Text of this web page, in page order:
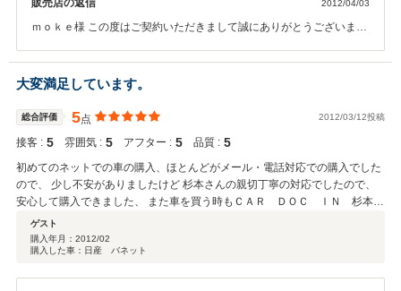
販売店の返信 2012/04/03
ｍｏｋｅ様 この度はご契約いただきまして誠にありがとうございまし
ぜひお気軽にご連絡ください。 今後とも、どうぞ宜しくお願い致しま
す。
大変満足しています。
総合評価 5点 2012/03/12投稿
接客 : 5 雰囲気 : 5 アフター : 5 品質 : 5
初めてのネットでの車の購入、ほとんどがメール・電話対応での購入でした
ので、 少し不安がありましたけど 杉本さんの親切丁寧の対応でしたので、
安心して購入できました、 また車を買う時もＣＡＲ ＤＯＣ ＩＮ 杉本さ
んで買おうと思います ありがとうございました。
ゲスト
購入年月： 2012/02
購入した車：日産 バネット